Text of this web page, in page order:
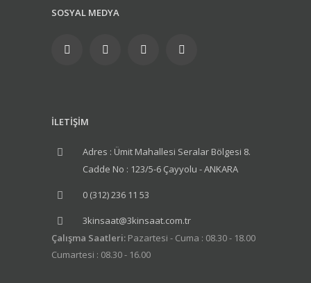
SOSYAL MEDYA
İLETİŞİM
Adres : Ümit Mahallesi Seralar Bölgesi 8.
Cadde No : 123/5-6 Çayyolu - ANKARA
0 (312) 236 11 53
3kinsaat@3kinsaat.com.tr
Çalışma Saatleri: Pazartesi - Cuma : 08.30 - 18.00
Cumartesi : 08.30 - 16.00